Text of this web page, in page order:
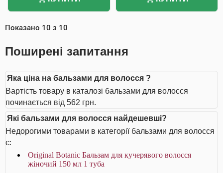
Показано 10 з 10
Поширені запитання
Яка ціна на бальзами для волосся ?
Вартість товару в каталозі бальзами для волосся
починається від 562 грн.
Які бальзами для волосся найдешевші?
Недорогими товарами в категорії бальзами для волосся
є:
Original Botanic Бальзам для кучерявого волосся
жіночий 150 мл 1 туба